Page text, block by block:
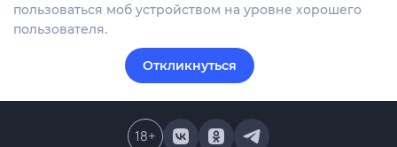
пользоваться моб устройством на уровне хорошего
пользователя.
Откликнуться
18+